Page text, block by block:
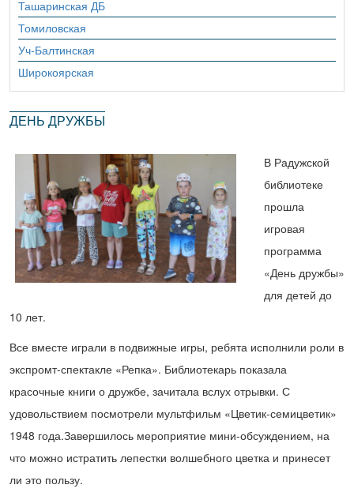
Ташаринская ДБ
Томиловская
Уч-Балтинская
Широкоярская
ДЕНЬ ДРУЖБЫ
В Радужской
библиотеке
прошла
игровая
программа
«День дружбы»
для детей до
10 лет.
Все вместе играли в подвижные игры, ребята исполнили роли в
экспромт-спектакле «Репка». Библиотекарь показала
красочные книги о дружбе, зачитала вслух отрывки. С
удовольствием посмотрели мультфильм «Цветик-семицветик»
1948 года.Завершилось мероприятие мини-обсуждением, на
что можно истратить лепестки волшебного цветка и принесет
ли это пользу.